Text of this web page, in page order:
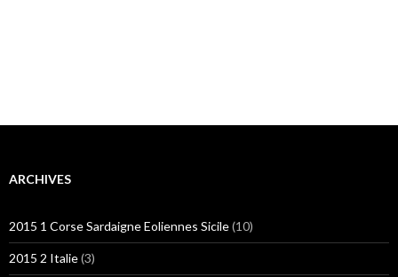
ARCHIVES
2015 1 Corse Sardaigne Eoliennes Sicile(10)
2015 2 Italie(3)